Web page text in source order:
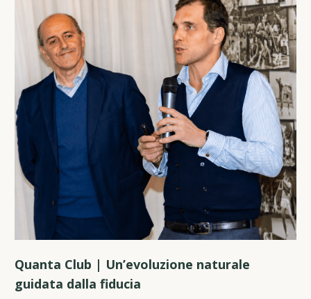
Quanta Club | Un’evoluzione naturale
guidata dalla fiducia